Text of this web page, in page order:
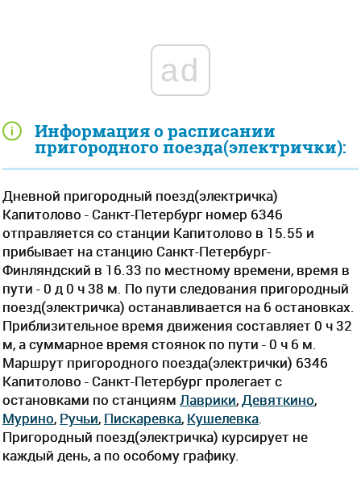
Информация о расписании
пригородного поезда(электрички):
Дневной пригородный поезд(электричка)
Капитолово - Санкт-Петербург номер 6346
отправляется со станции Капитолово в 15.55 и
прибывает на станцию Санкт-Петербург-
Финляндский в 16.33 по местному времени, время в
пути - 0 д 0 ч 38 м. По пути следования пригородный
поезд(электричка) останавливается на 6 остановках.
Приблизительное время движения составляет 0 ч 32
м, а суммарное время стоянок по пути - 0 ч 6 м.
Маршрут пригородного поезда(электрички) 6346
Капитолово - Санкт-Петербург пролегает c
остановками по станциям Лаврики, Девяткино,
Мурино, Ручьи, Пискаревка, Кушелевка
Пригородный поезд(электричка) курсирует не
каждый день, а по особому графику.
ad